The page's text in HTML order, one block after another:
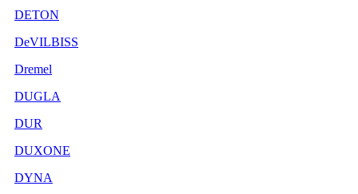
DETON
DeVILBISS
Dremel
DUGLA
DUR
DUXONE
DYNA